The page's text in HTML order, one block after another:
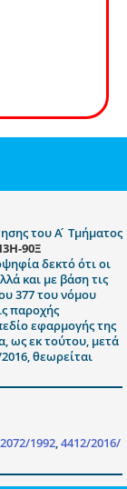
του Α ́ Τμήματος
90Ξ
δεκτό ότι οι
και με βάση τις
377 του νόμου
παροχής
εφαρμογής της
ως εκ τούτου, μετά
θεωρείται
2072/1992,4412/2016/